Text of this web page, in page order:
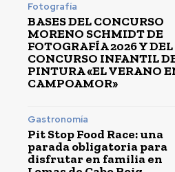
Fotografía
BASES DEL CONCURSO
MORENO SCHMIDT DE
FOTOGRAFÍA 2026 Y
CONCURSO INFANTIL
PINTURA «EL VERANO
CAMPOAMOR»
Gastronomía
Pit Stop Food Race: una
parada obligatoria para
disfrutar en familia en